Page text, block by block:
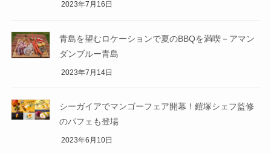
2023年7月16日
青島を望むロケーションで夏のBBQを満喫－アマン
ダンブルー青島
2023年7月14日
シーガイアでマンゴーフェア開幕！鎧塚シェフ監修
のパフェも登場
2023年6月10日